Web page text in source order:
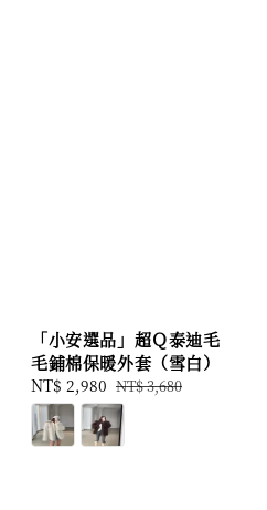
「小安選品」超Ｑ泰迪毛
毛鋪棉保暖外套（雪白）
Sale
price
NT$ 2,980 Regular
price
NT$ 3,680